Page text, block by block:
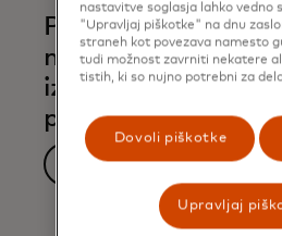
Preverite, na
mednarodnih
izkoristite
prehoda
Preverite dostop
nastavitve soglasja lahko vedno
"Upravljaj piškotke" na dnu
straneh kot povezava namesto
tudi možnost zavrniti nekatere
tistih, ki so nujno potrebni za
Dovoli piškotke
Upravljaj